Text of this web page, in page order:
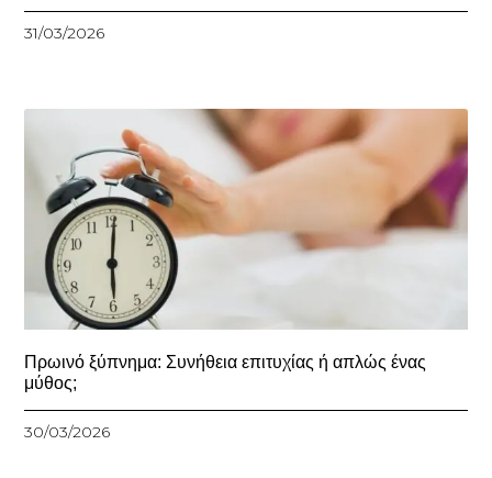
31/03/2026
Πρωινό ξύπνημα: Συνήθεια επιτυχίας ή απλώς ένας
μύθος;
30/03/2026